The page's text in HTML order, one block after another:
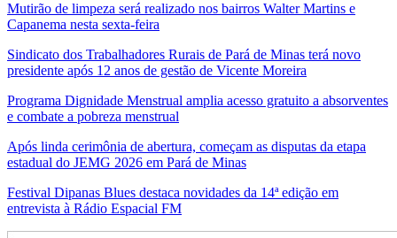
Mutirão de limpeza será realizado nos bairros Walter Martins e
Capanema nesta sexta-feira
Sindicato dos Trabalhadores Rurais de Pará de Minas terá novo
presidente após 12 anos de gestão de Vicente Moreira
Programa Dignidade Menstrual amplia acesso gratuito a absorventes
e combate a pobreza menstrual
Após linda cerimônia de abertura, começam as disputas da etapa
estadual do JEMG 2026 em Pará de Minas
Festival Dipanas Blues destaca novidades da 14ª edição em
entrevista à Rádio Espacial FM